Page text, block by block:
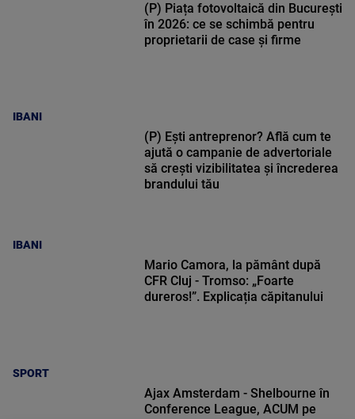
IBANI
(P) Piața fotovoltaică din București
în 2026: ce se schimbă pentru
proprietarii de case și firme
IBANI
(P) Ești antreprenor? Află cum te
ajută o campanie de advertoriale
să crești vizibilitatea și încrederea
brandului tău
SPORT
Mario Camora, la pământ după
CFR Cluj - Tromso: „Foarte
dureros!”. Explicația căpitanului
Ajax Amsterdam - Shelbourne în
Conference League, ACUM pe